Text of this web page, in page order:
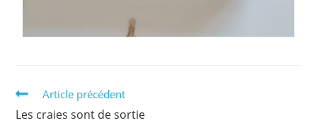
Article précédent
Les craies sont de sortie